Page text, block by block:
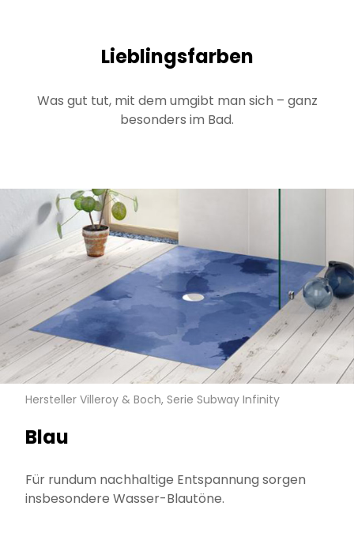
Lieblingsfarben
Was gut tut, mit dem umgibt man sich – ganz
besonders im Bad.
Hersteller Villeroy & Boch, Serie Subway Infinity
Blau
Für rundum nachhaltige Entspannung sorgen
insbesondere Wasser-Blautöne.